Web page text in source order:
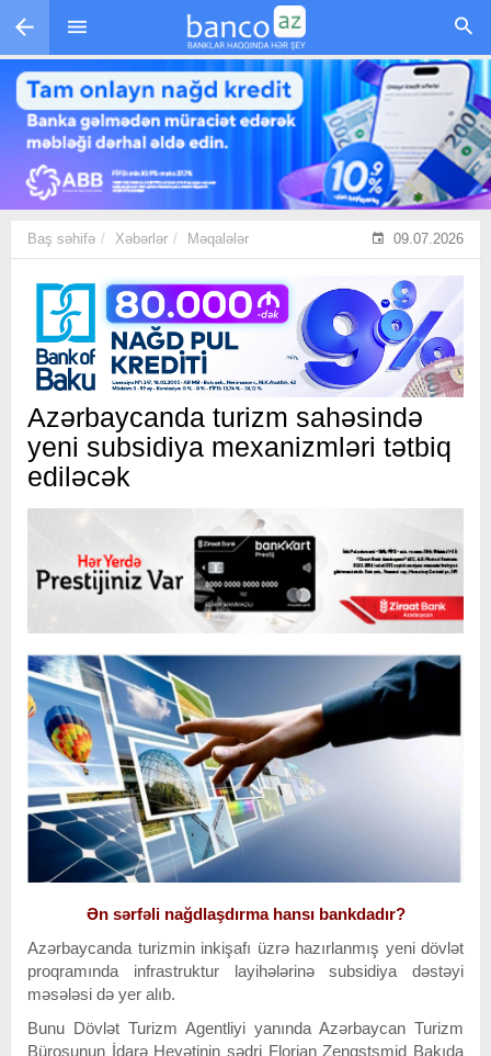
Skip to main content
Baş səhifə Xəbərlər Məqalələr 09.07.2026
Azərbaycanda turizm sahəsində
yeni subsidiya mexanizmləri tətbiq
ediləcək
Ən sərfəli nağdlaşdırma hansı bankdadır?
Azərbaycanda turizmin inkişafı üzrə hazırlanmış yeni dövlət
proqramında infrastruktur layihələrinə subsidiya dəstəyi
məsələsi də yer alıb.
Bunu Dövlət Turizm Agentliyi yanında Azərbaycan Turizm
Bürosunun İdarə Heyətinin sədri Florian Zenqstşmid Bakıda